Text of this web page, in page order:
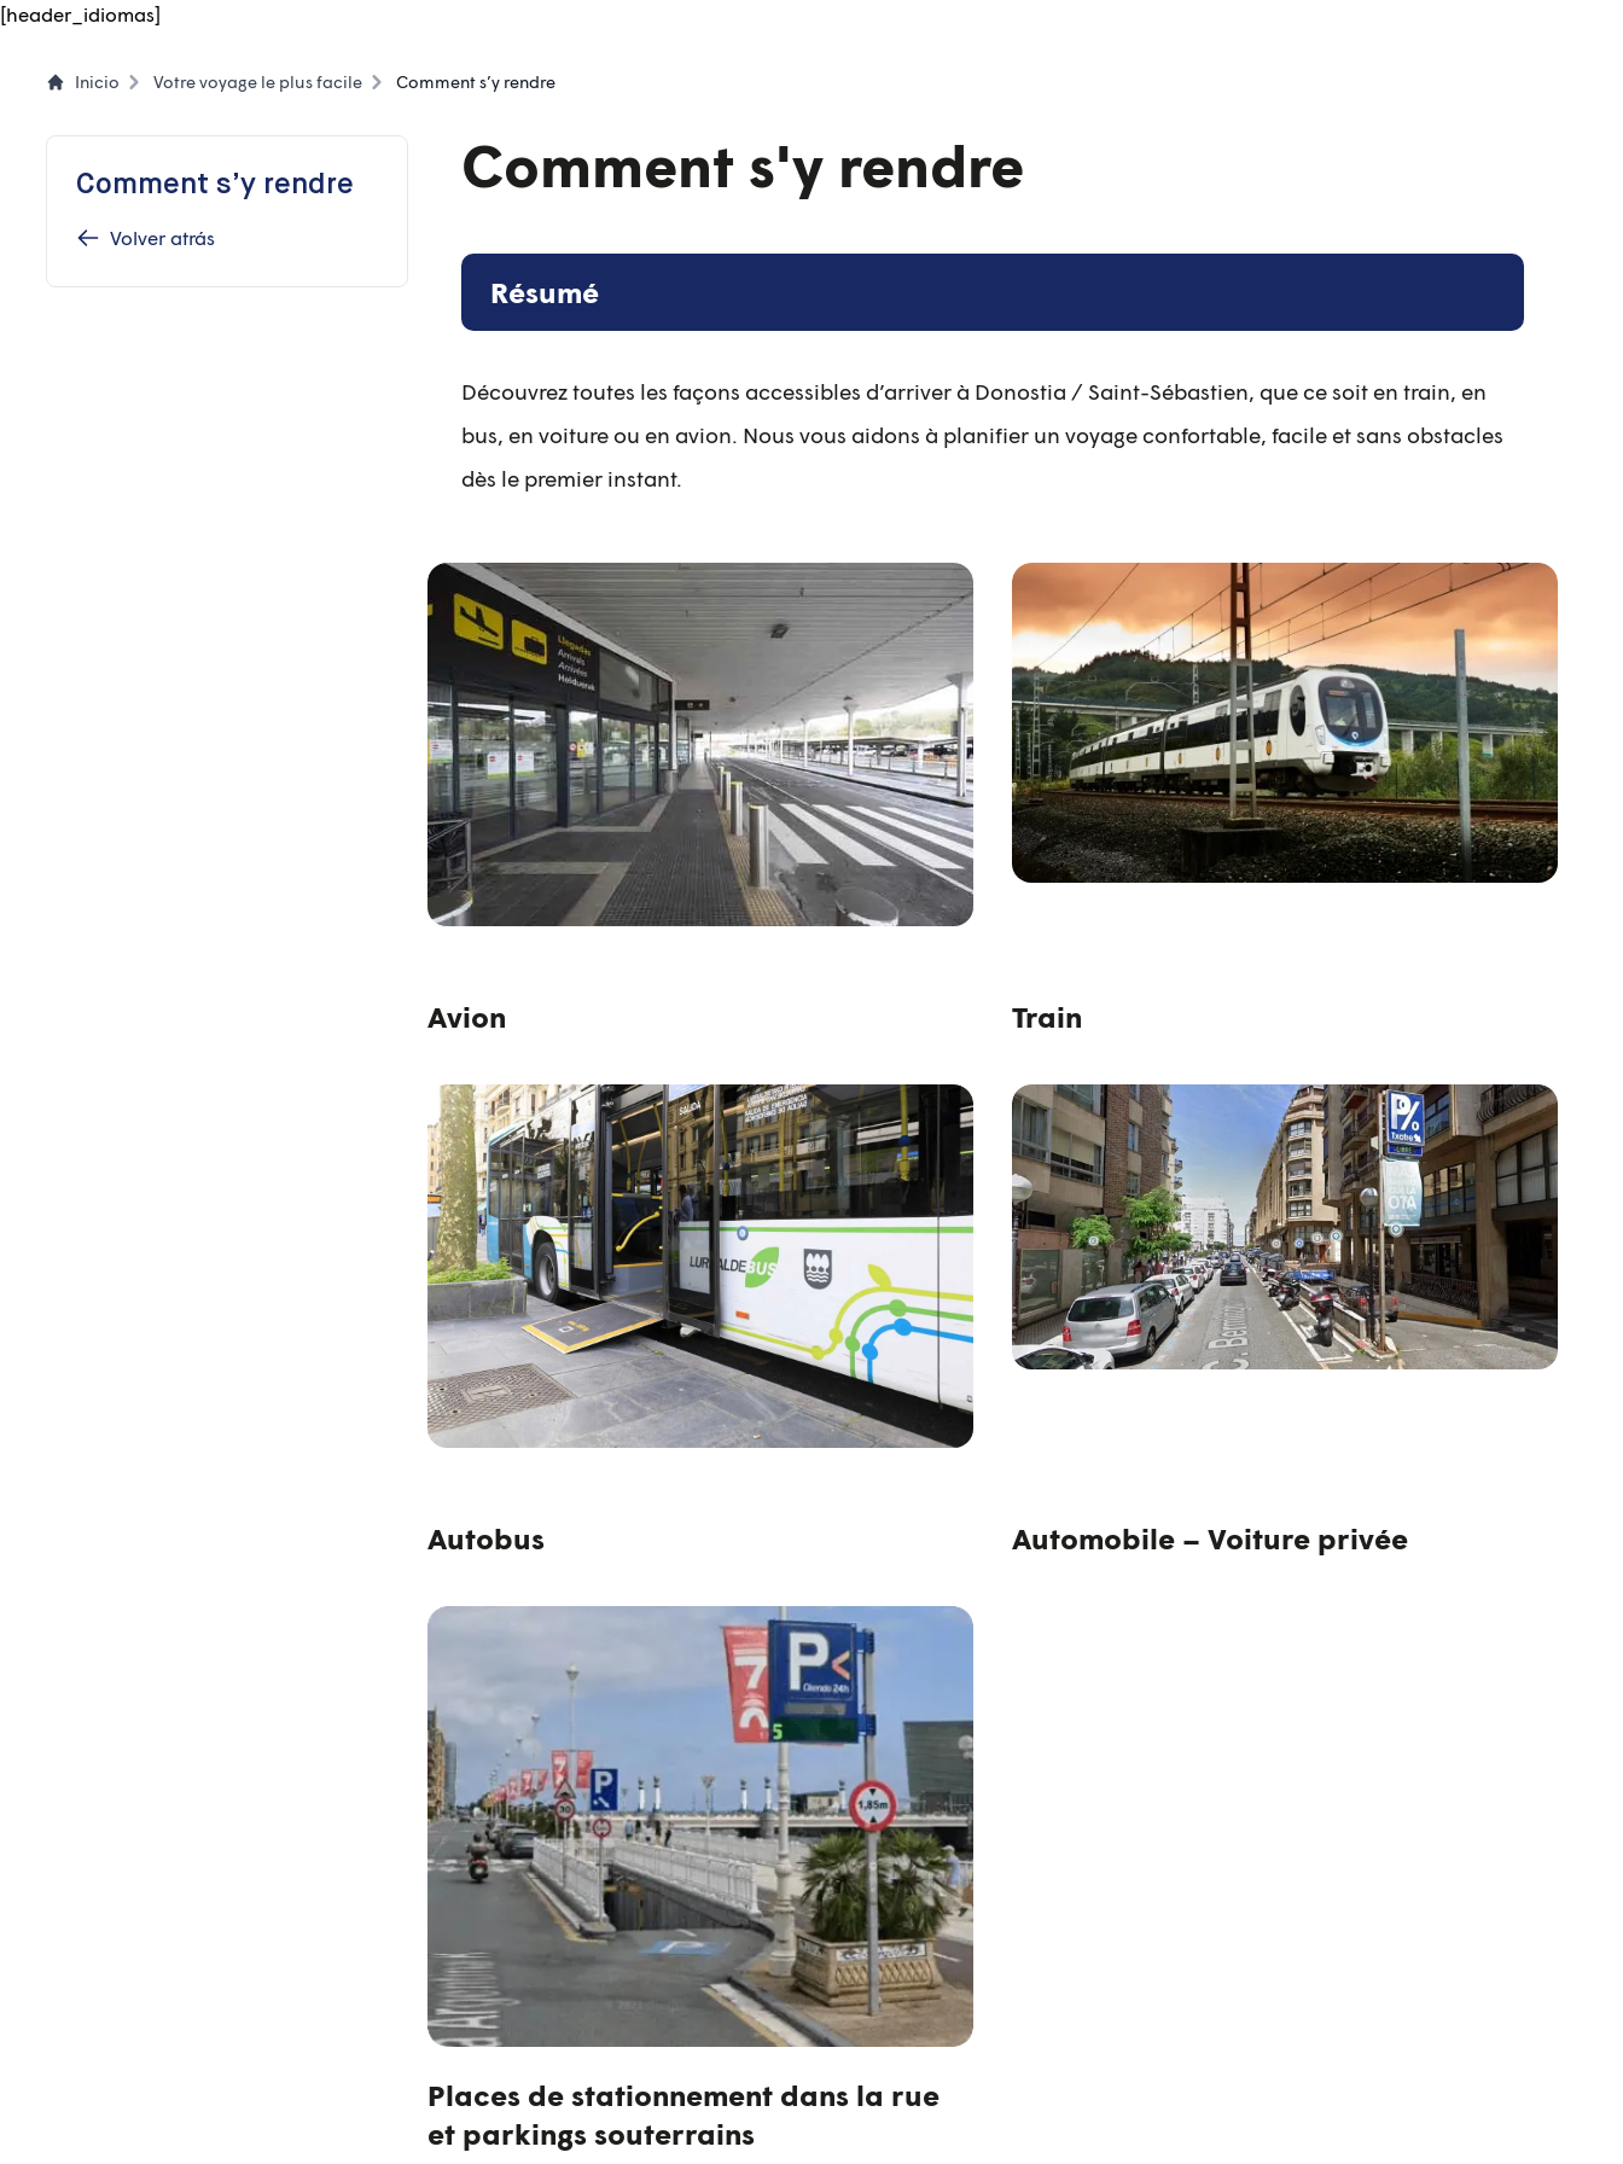
Skip
content
[header_idiomas]
Inicio Votre voyage le plus facile Comment s’y rendre
Comment s’y rendre
Volver atrás
Comment s'y rendre
Résumé
Découvrez toutes les façons accessibles d’arriver à Donostia / Saint-Sébastien, que ce soit en train, en
bus, en voiture ou en avion. Nous vous aidons à planifier un voyage confortable, facile et sans obstacles
dès le premier instant.
Avion Train
Autobus Automobile – Voiture privée
Places de stationnement dans la rue
et parkings souterrains